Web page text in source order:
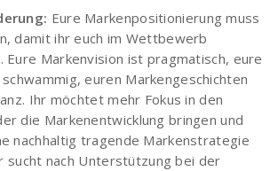
Eure Markenpositionierung muss
damit ihr euch im Wettbewerb
Eure Markenvision ist pragmatisch, eure
euren Markengeschichten
Ihr möchtet mehr Fokus in den
die Markenentwicklung bringen und
nachhaltig tragende Markenstrategie
sucht nach Unterstützung bei der